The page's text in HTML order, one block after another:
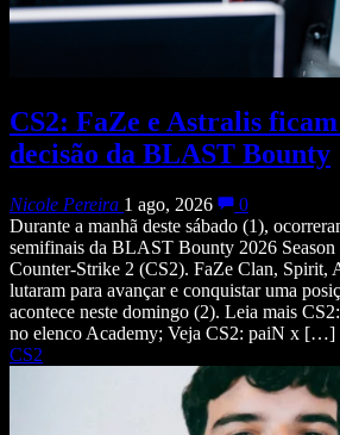
CS2: FaZe e Astralis
decisão da BLAST Bounty
Nicole Pereira 1 ago, 2026
0
Durante a manhã deste sábado (1),
semifinais da BLAST Bounty 2026 Season
Counter-Strike 2 (CS2). FaZe Clan, Spirit,
lutaram para avançar e conquistar uma
acontece neste domingo (2). Leia mais
no elenco Academy; Veja CS2: paiN x […]
CS2